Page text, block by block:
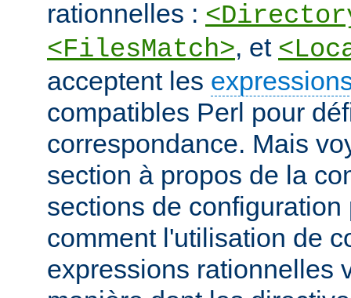
rationnelles :
<FilesMatch>, et
acceptent les
compatibles Perl pour
correspondance. Mais
section à propos de la
sections de
comment l'utilisation de
expressions rationnelles